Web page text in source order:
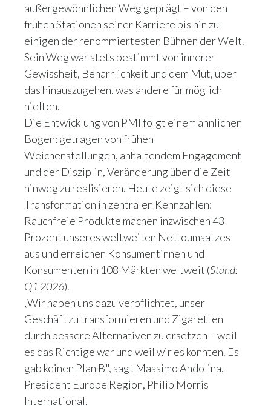
außergewöhnlichen Weg geprägt – von den
frühen Stationen seiner Karriere bis hin zu
einigen der renommiertesten Bühnen der Welt.
Sein Weg war stets bestimmt von innerer
Gewissheit, Beharrlichkeit und dem Mut, über
das hinauszugehen, was andere für möglich
hielten.
Die Entwicklung von PMI folgt einem ähnlichen
Bogen: getragen von frühen
Weichenstellungen, anhaltendem Engagement
und der Disziplin, Veränderung über die Zeit
hinweg zu realisieren. Heute zeigt sich diese
Transformation in zentralen Kennzahlen:
Rauchfreie Produkte machen inzwischen 43
Prozent unseres weltweiten Nettoumsatzes
aus und erreichen Konsumentinnen und
Konsumenten in 108 Märkten weltweit (Stand:
Q1 2026).
„Wir haben uns dazu verpflichtet, unser
Geschäft zu transformieren und Zigaretten
durch bessere Alternativen zu ersetzen – weil
es das Richtige war und weil wir es konnten. Es
gab keinen Plan B", sagt Massimo Andolina,
President Europe Region, Philip Morris
International.